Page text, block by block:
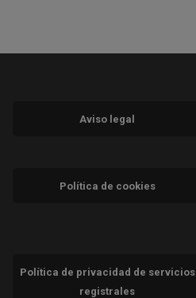
nueva)
en ventana nueva)
(abre en ventana nueva)
nueva)
en ventana nueva)
Aviso legal
Política de cookies
Política de privacidad de servicios
registrales